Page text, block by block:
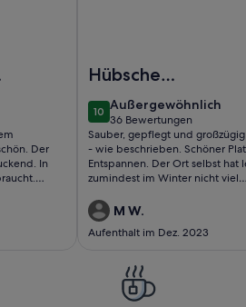
Der
In
Hübsche
Ferienwohnung in
gepfleger Anlage
1010 von 10
Außergewöhnlich
außergewöhnlich
36 Bewertungen
(36
bewertungen)
Sauber, gepflegt und
- wie beschrieben. Schöner
Entspannen. Der Ort selbst hat
zumindest im Winter nicht viel
dann ein Auto um die
erreichen. Während unseres
wurde der Strand/Promenade
unseren Trip. Muss ja aber sein
es daher auch nicht zu
zufrieden!
M W.
Aufenthalt im Dez. 2023